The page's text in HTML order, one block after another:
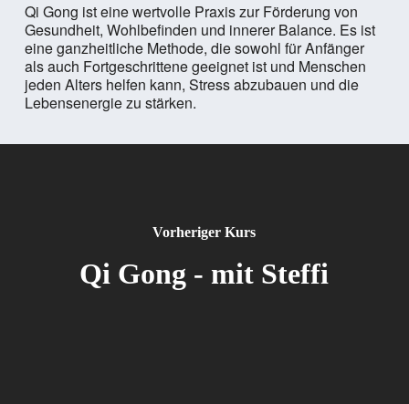
Qi Gong ist eine wertvolle Praxis zur Förderung von
Gesundheit, Wohlbefinden und innerer Balance. Es ist
eine ganzheitliche Methode, die sowohl für Anfänger
als auch Fortgeschrittene geeignet ist und Menschen
jeden Alters helfen kann, Stress abzubauen und die
Lebensenergie zu stärken.
Vorheriger Kurs
Qi Gong - mit Steffi